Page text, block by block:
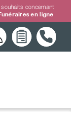
concernant
en ligne